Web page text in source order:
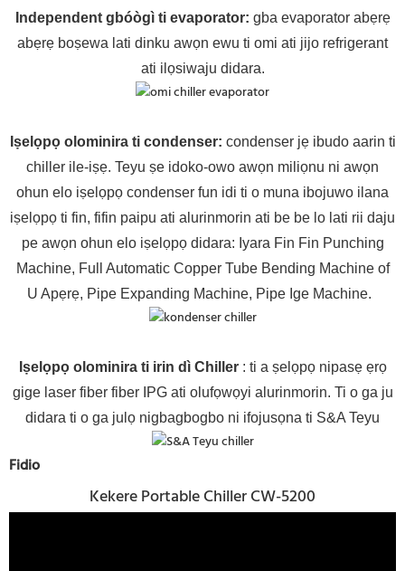
Independent gbóògì ti evaporator: gba evaporator abẹrẹ
abẹrẹ boṣewa lati dinku awọn ewu ti omi ati jijo refrigerant
ati ilọsiwaju didara.
Iṣelọpọ olominira ti condenser: condenser jẹ ibudo aarin ti
chiller ile-iṣẹ. Teyu ṣe idoko-owo awọn miliọnu ni awọn
ohun elo iṣelọpọ condenser fun idi ti o muna ibojuwo ilana
iṣelọpọ ti fin, fifin paipu ati alurinmorin ati be be lo lati rii daju
pe awọn ohun elo iṣelọpọ didara: Iyara Fin Fin Punching
Machine, Full Automatic Copper Tube Bending Machine of
U Apẹrẹ, Pipe Expanding Machine, Pipe Ige Machine.
Iṣelọpọ olominira ti irin dì Chiller: ti a ṣelọpọ nipasẹ ẹrọ
gige laser fiber fiber IPG ati olufọwọyi alurinmorin. Ti o ga ju
didara ti o ga julọ nigbagbogbo ni ifojusọna ti S&A Teyu
Fidio
Kekere Portable Chiller CW-5200